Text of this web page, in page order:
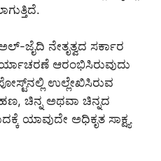
ಜೈದಿ ನೇತೃತ್ವದ ಸರ್ಕಾರ
ಆರಂಭಿಸಿರುವುದು
ಉಲ್ಲೇಖಿಸಿರುವ
ಚಿನ್ನ ಅಥವಾ ಚಿನ್ನದ
ಯಾವುದೇ ಅಧಿಕೃತ ಸಾಕ್ಷ್ಯ